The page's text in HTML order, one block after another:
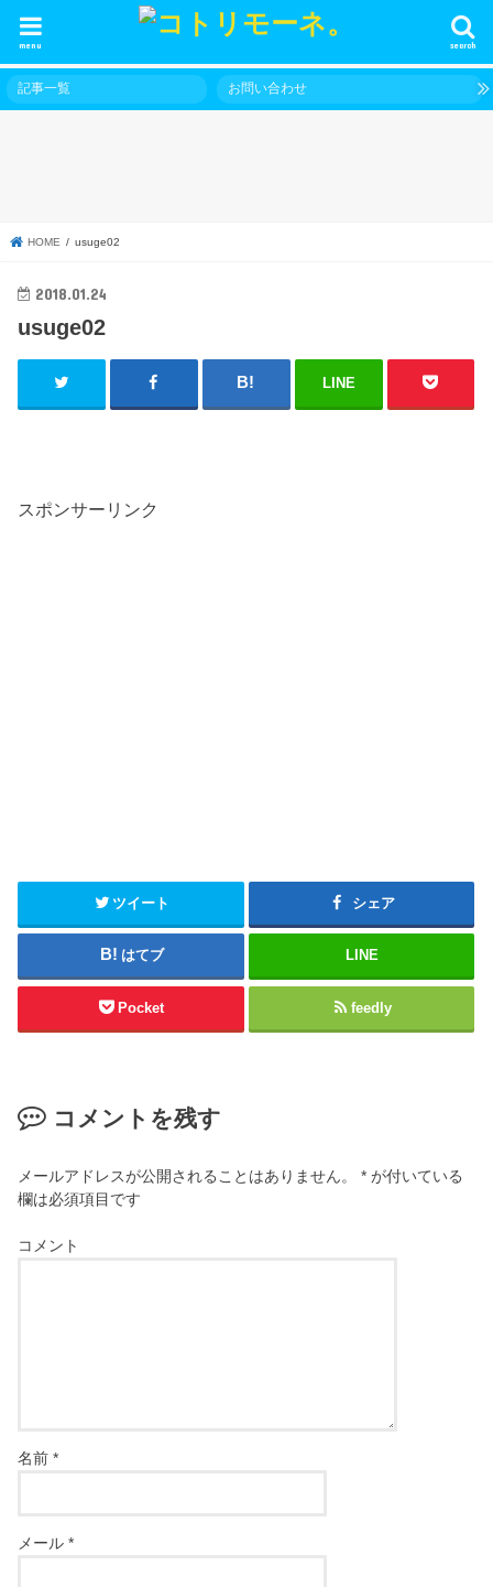
search
menu
記事一覧 お問い合わせ
HOME usuge02
2018.01.24
usuge02
LINE
スポンサーリンク
ツイート シェア
はてブ LINE
Pocket feedly
コメントを残す
メールアドレスが公開されることはありません。 * が付いている
欄は必須項目です
コメント
名前*
メール*